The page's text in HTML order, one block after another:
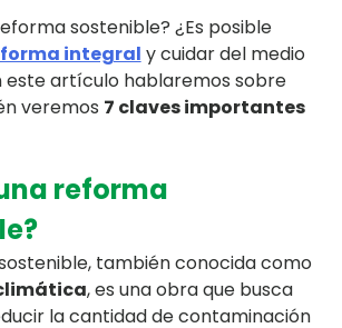
sostenible? ¿Es posible
integral y cuidar del medio
este artículo hablaremos sobre
veremos 7 claves importantes
reforma
también conocida como
, es una obra que busca
la cantidad de contaminación